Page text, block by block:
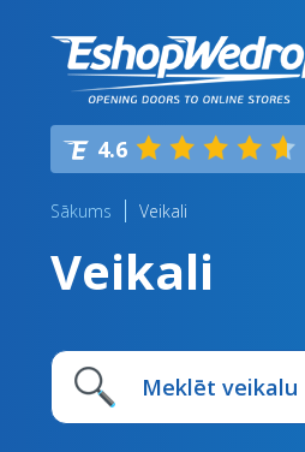
4.6
Sākums Veikali
Veikali